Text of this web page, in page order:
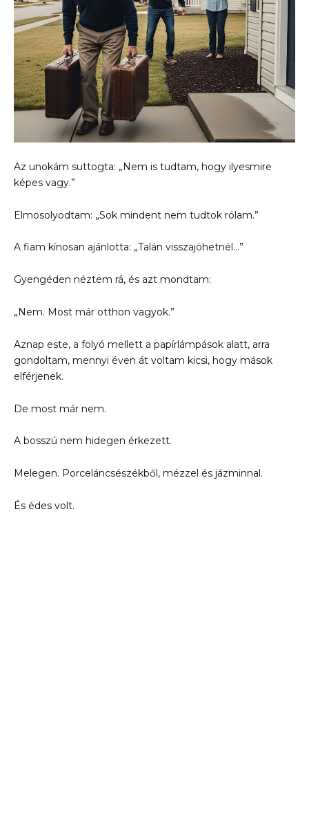
Az unokám suttogta: „Nem is tudtam, hogy ilyesmire
képes vagy.”
Elmosolyodtam: „Sok mindent nem tudtok rólam.”
A fiam kínosan ajánlotta: „Talán visszajöhetnél…”
Gyengéden néztem rá, és azt mondtam:
„Nem. Most már otthon vagyok.”
Aznap este, a folyó mellett a papírlámpások alatt, arra
gondoltam, mennyi éven át voltam kicsi, hogy mások
elférjenek.
De most már nem.
A bosszú nem hidegen érkezett.
Melegen. Porceláncsészékből, mézzel és jázminnal.
És édes volt.